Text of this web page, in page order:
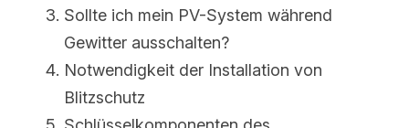
Sollte ich mein PV-System während
Gewitter ausschalten?
Notwendigkeit der Installation von
Blitzschutz